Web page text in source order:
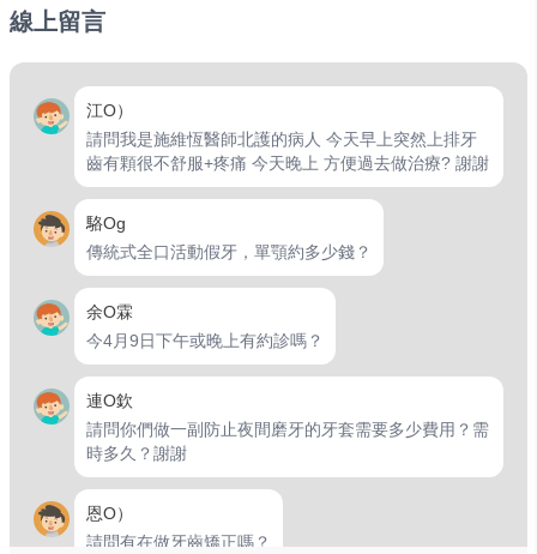
線上留言
江O）
請問我是施維恆醫師北護的病人 今天早上突然上排牙
齒有顆很不舒服+疼痛 今天晚上 方便過去做治療? 謝謝
駱Og
傳統式全口活動假牙，單顎約多少錢？
余O霖
今4月9日下午或晚上有約診嗎？
連O欽
請問你們做一副防止夜間磨牙的牙套需要多少費用？需
時多久？謝謝
恩O）
請問有在做牙齒矯正嗎？